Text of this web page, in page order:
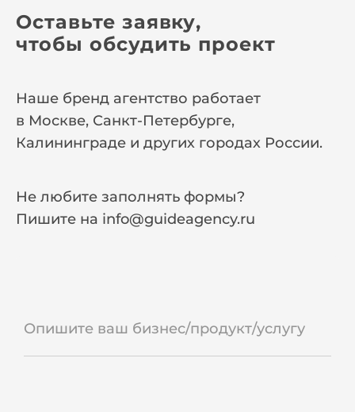
Оставьте заявку,
чтобы обсудить проект
Наше бренд агентство работает
в Москве, Санкт-Петербурге,
Калининграде и других городах России.
Не любите заполнять формы?
Пишите на info@guideagency.ru
Опишите ваш бизнес/продукт/услугу